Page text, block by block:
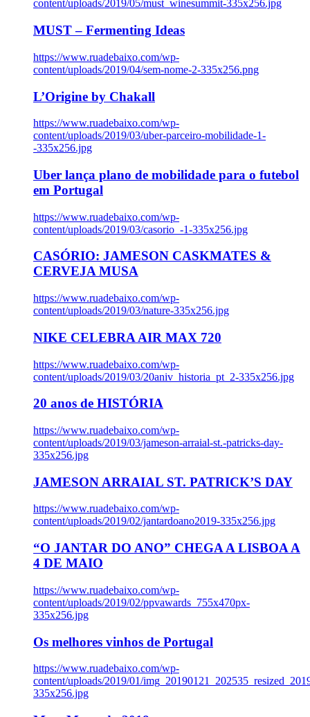
content/uploads/2019/05/must_winesummit-335x256.jpg
MUST – Fermenting Ideas
https://www.ruadebaixo.com/wp-
content/uploads/2019/04/sem-nome-2-335x256.png
L’Origine by Chakall
https://www.ruadebaixo.com/wp-
content/uploads/2019/03/uber-parceiro-mobilidade-1-
-335x256.jpg
Uber lança plano de mobilidade para o futebol
em Portugal
https://www.ruadebaixo.com/wp-
content/uploads/2019/03/casorio_-1-335x256.jpg
CASÓRIO: JAMESON CASKMATES &
CERVEJA MUSA
https://www.ruadebaixo.com/wp-
content/uploads/2019/03/nature-335x256.jpg
NIKE CELEBRA AIR MAX 720
https://www.ruadebaixo.com/wp-
content/uploads/2019/03/20aniv_historia_pt_2-335x256.jpg
20 anos de HISTÓRIA
https://www.ruadebaixo.com/wp-
content/uploads/2019/03/jameson-arraial-st.-patricks-day-
335x256.jpg
JAMESON ARRAIAL ST. PATRICK’S DAY
https://www.ruadebaixo.com/wp-
content/uploads/2019/02/jantardoano2019-335x256.jpg
“O JANTAR DO ANO” CHEGA A LISBOA A
4 DE MAIO
https://www.ruadebaixo.com/wp-
content/uploads/2019/02/ppvawards_755x470px-
335x256.jpg
Os melhores vinhos de Portugal
https://www.ruadebaixo.com/wp-
content/uploads/2019/01/
335x256.jpg